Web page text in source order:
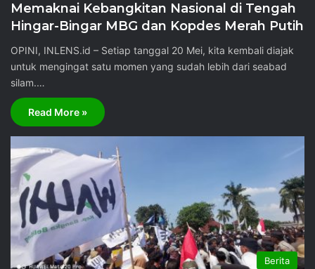
Memaknai Kebangkitan Nasional di Tengah
Hingar-Bingar MBG dan Kopdes Merah Putih
OPINI, INLENS.id – Setiap tanggal 20 Mei, kita kembali diajak
untuk mengingat satu momen yang sudah lebih dari seabad
silam.…
Read More »
Berita